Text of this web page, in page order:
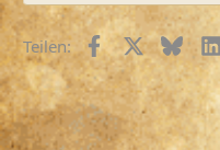
i
n
e
n
:
Teilen: FacebookX (Twitter)